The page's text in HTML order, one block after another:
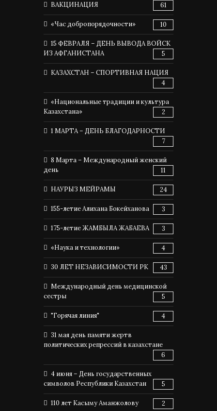
ВАКЦИНАЦИЯ 61
«Час добропорядочности» 10
15 ФЕВРАЛЯ – ДЕНЬ ВЫВОДА ВОЙСК
ИЗ АФГАНИСТАНА
5
КАЗАХСТАН – СПОРТИВНАЯ НАЦИЯ
4
«Национальные традиции и культура
Казахстана»
2
1 МАРТА – ДЕНЬ БЛАГОДАРНОСТИ
7
8 Марта – Международный женский
день
11
НАУРЫЗ МЕЙРАМЫ 24
155-летие Алихана Бокейханова 3
175-летие ЖАМБЫЛА ЖАБАЕВА 3
«Наука и технологии» 4
30 ЛЕТ НЕЗАВИСИМОСТИ РК 43
Международный день медицинской
сестры
5
"Горячая линия" 4
31 мая день памяти жертв
политических репрессий в казахстане
6
4 июня – День государственных
символов Республики Казахстан
5
110 лет Касыму Аманжолову 2